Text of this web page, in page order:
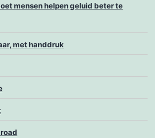
mensen helpen geluid beter te
met handdruk